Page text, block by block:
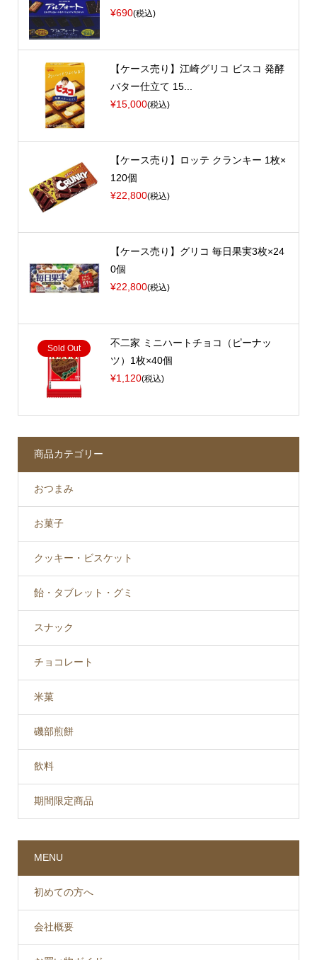
¥690(税込)
【ケース売り】江崎グリコ ビスコ 発酵
バター仕立て 15...
¥15,000(税込)
【ケース売り】ロッテ クランキー 1枚×
120個
¥22,800(税込)
【ケース売り】グリコ 毎日果実3枚×24
0個
¥22,800(税込)
Sold Out
不二家 ミニハートチョコ（ピーナッ
ツ）1枚×40個
¥1,120(税込)
商品カテゴリー
おつまみ
お菓子
クッキー・ビスケット
飴・タブレット・グミ
スナック
チョコレート
米菓
磯部煎餅
飲料
期間限定商品
MENU
初めての方へ
会社概要